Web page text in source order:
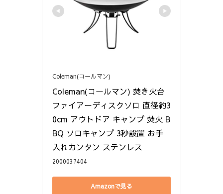
Coleman(コールマン)
Coleman(コールマン) 焚き火台
ファイアーディスクソロ 直径約3
0cm アウトドア キャンプ 焚火 B
BQ ソロキャンプ 3秒設置 お手
入れカンタン ステンレス
2000037404
Amazonで見る